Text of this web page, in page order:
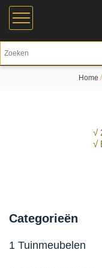
Home
√
√
Categorieën
1 Tuinmeubelen